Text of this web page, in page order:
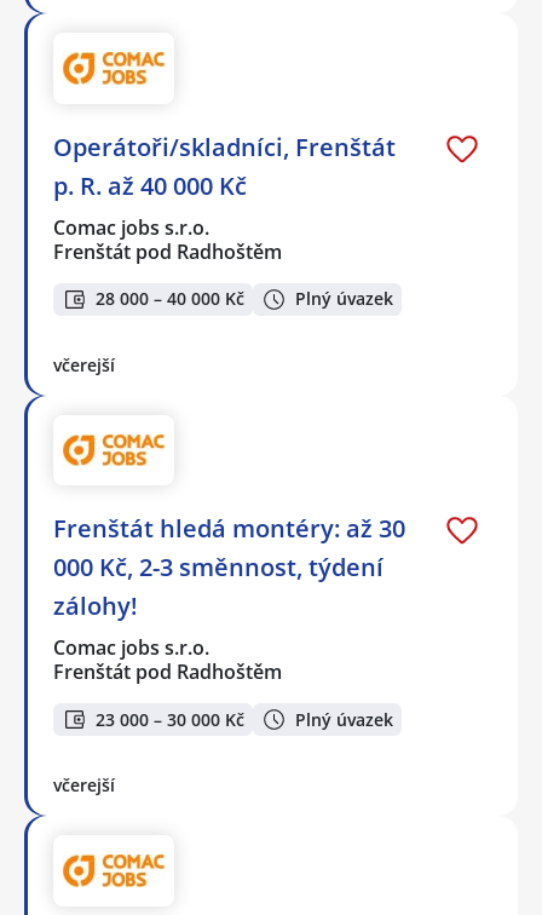
Operátoři/skladníci, Frenštát
p. R. až 40 000 Kč
Comac jobs s.r.o.
Frenštát pod Radhoštěm
28 000 – 40 000 Kč Plný úvazek
včerejší
Frenštát hledá montéry: až 30
000 Kč, 2-3 směnnost, týdení
zálohy!
Comac jobs s.r.o.
Frenštát pod Radhoštěm
23 000 – 30 000 Kč Plný úvazek
včerejší